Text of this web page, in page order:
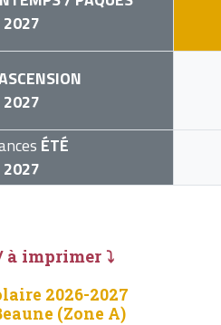
2027
2027
ÉTÉ
2027
à imprimer ⤵
2026-2027
(Zone A)